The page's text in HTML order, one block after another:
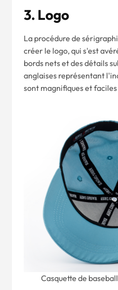
3. Logo
La procédure de
créer le logo, qui s'est
bords nets et des détails
anglaises représentant
sont magnifiques et
Casquette de